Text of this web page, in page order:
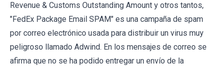
Revenue & Customs Outstanding Amount y otros tantos,
"FedEx Package Email SPAM" es una campaña de spam
por correo electrónico usada para distribuir un virus muy
peligroso llamado Adwind. En los mensajes de correo se
afirma que no se ha podido entregar un envío de la